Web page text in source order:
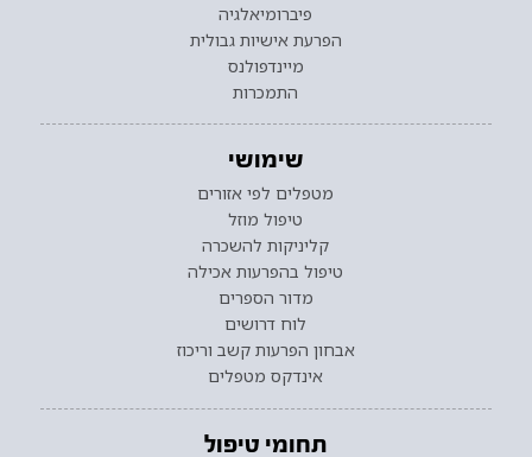
פיברומיאלגיה
הפרעת אישיות גבולית
מיינדפולנס
התמכרות
שימושי
מטפלים לפי אזורים
טיפול מוזל
קליניקות להשכרה
טיפול בהפרעות אכילה
מדור הספרים
לוח דרושים
אבחון הפרעות קשב וריכוז
אינדקס מטפלים
תחומי טיפול